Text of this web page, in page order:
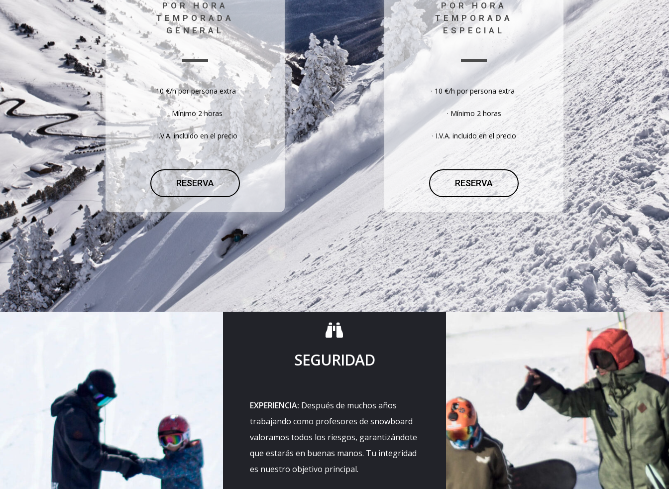
POR HORA
TEMPORADA
GENERAL
· 10 €/h por persona extra
· Mínimo 2 horas
· I.V.A. incluido en el precio
RESERVA
POR HORA
TEMPORADA
ESPECIAL
· 10 €/h por persona extra
· Mínimo 2 horas
· I.V.A. incluido en el precio
RESERVA
SEGURIDAD
EXPERIENCIA: Después de muchos años
trabajando como profesores de snowboard
valoramos todos los riesgos, garantizándote
que estarás en buenas manos. Tu integridad
es nuestro objetivo principal.